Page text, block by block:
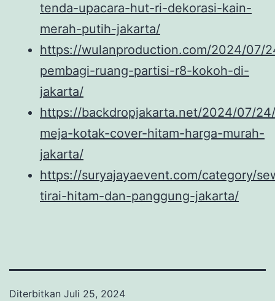
tenda-upacara-hut-ri-dekorasi-kain-
merah-putih-jakarta/
https://wulanproduction.com/2024/07/
pembagi-ruang-partisi-r8-kokoh-di-
jakarta/
https://backdropjakarta.net/2024/07/
meja-kotak-cover-hitam-harga-murah-
jakarta/
https://suryajayaevent.com/category/
tirai-hitam-dan-panggung-jakarta/
Diterbitkan Juli 25, 2024